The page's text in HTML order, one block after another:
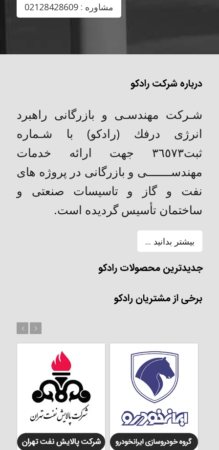
مشاوره : 02128428609
درباره شرکت رادکو
شـركت مهندسـی و بازرگانی راهبرد
انرژی درفك (رادکو) با شـماره
ثبت٣٦٥٧٣ جهت ارائه خدمات
مهندســـــــی و بازرگانی در پروژه های
نفت و گاز و تاسیسات صنعتی و
ساختمان تأسیس گردیده است.
بیشتر بدانید ...
جدیدترین محصولات رادکو
برخی از مشتریان رادکو